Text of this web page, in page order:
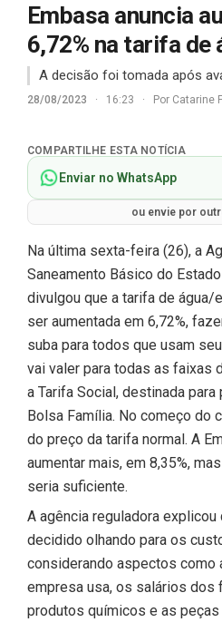
Embasa anuncia
6,72% na tarifa de
A decisão foi tomada após
28/08/2023 · 16:23 · Por Catarine
COMPARTILHE ESTA NOTÍCIA
Enviar no WhatsApp
ou envie por
Na última sexta-feira (26), a
Saneamento Básico do
divulgou que a tarifa de água/
ser aumentada em 6,72%,
suba para todos que usam
vai valer para todas as faixas
a Tarifa Social, destinada
Bolsa Família. No começo do
do preço da tarifa normal. A
aumentar mais, em 8,35%,
seria suficiente.
A agência reguladora
decidido olhando para os
considerando aspectos como
empresa usa, os salários dos
produtos químicos e as